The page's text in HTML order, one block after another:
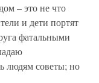
– это не что
и дети портят
фатальными
людям советы; но